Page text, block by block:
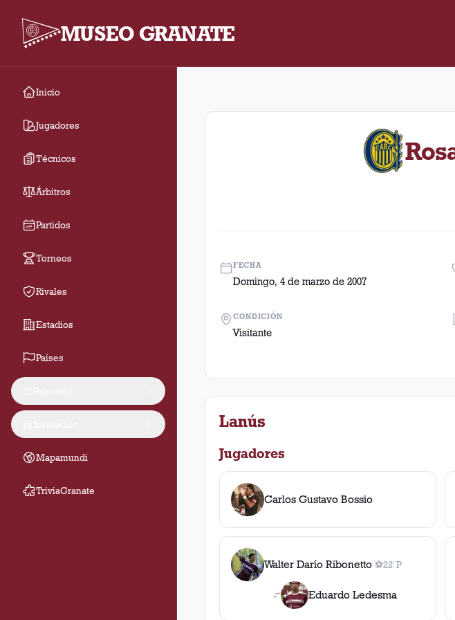
MUSEO GRANATE
Inicio
Jugadores
Técnicos
Árbitros
Partidos
Torneos
Rivales
Estadios
Países
Mapamundi
TriviaGranate
Fecha 4. Partido entre Lanús y Rosario Central
FECHA
Domingo, 4 de marzo de 2007
CONDICIÓN
Visitante
Lanús
Jugadores
Carlos Gustavo Bossio
Walter Darío Ribonetto ⚽
1gol , 22' P
22' P
Eduardo Ledesma